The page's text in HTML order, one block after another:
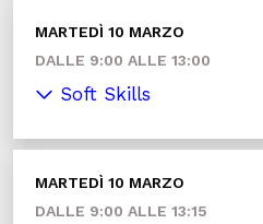
MARTEDÌ 10 MARZO
DALLE 9:00 ALLE 13:00
Soft Skills
MARTEDÌ 10 MARZO
DALLE 9:00 ALLE 13:15